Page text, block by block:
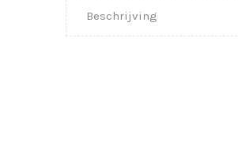
Beschrijving